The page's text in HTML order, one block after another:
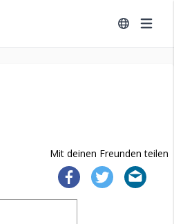
Mit deinen Freunden teilen